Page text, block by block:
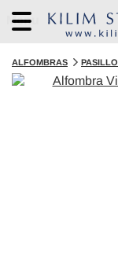
Menu
ALFOMBRAS PASILLO